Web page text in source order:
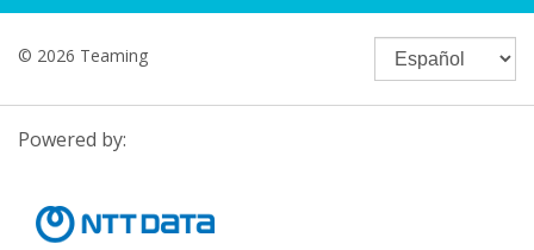
© 2026 Teaming
Powered by: